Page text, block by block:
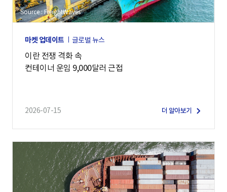
Source : FreightWaves
마켓 업데이트 글로벌 뉴스
이란 전쟁 격화 속
컨테이너 운임 9,000달러 근접
2026-07-15 더 알아보기